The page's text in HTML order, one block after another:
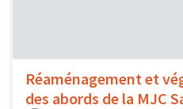
Réaménagement et
des abords de la MJC